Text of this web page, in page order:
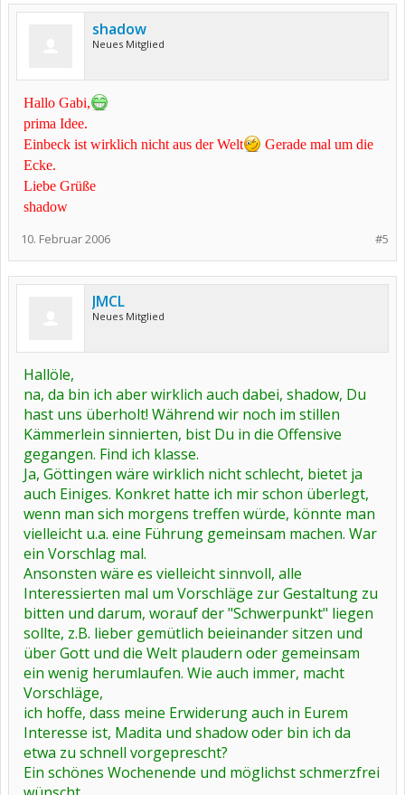
shadow
Neues Mitglied
Hallo Gabi,
prima Idee.
Einbeck ist wirklich nicht aus der Welt
Gerade mal um die
Ecke.
Liebe Grüße
shadow
#5
10. Februar 2006
JMCL
Neues Mitglied
Hallöle,
na, da bin ich aber wirklich auch dabei, shadow, Du
hast uns überholt! Während wir noch im stillen
Kämmerlein sinnierten, bist Du in die Offensive
gegangen. Find ich klasse.
Ja, Göttingen wäre wirklich nicht schlecht, bietet ja
auch Einiges. Konkret hatte ich mir schon überlegt,
wenn man sich morgens treffen würde, könnte man
vielleicht u.a. eine Führung gemeinsam machen. War
ein Vorschlag mal.
Ansonsten wäre es vielleicht sinnvoll, alle
Interessierten mal um Vorschläge zur Gestaltung zu
bitten und darum, worauf der "Schwerpunkt" liegen
sollte, z.B. lieber gemütlich beieinander sitzen und
über Gott und die Welt plaudern oder gemeinsam
ein wenig herumlaufen. Wie auch immer, macht
Vorschläge,
ich hoffe, dass meine Erwiderung auch in Eurem
Interesse ist, Madita und shadow oder bin ich da
etwa zu schnell vorgeprescht?
Ein schönes Wochenende und möglichst schmerzfrei